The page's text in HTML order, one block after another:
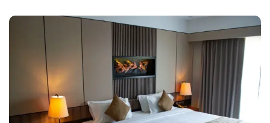
상가주택리모델링안전진단,주택구조보강공사,주택리모델링,
주택리모델링H빔공사
주택리모델링공사,주택리모델링구조보
주택리모델링안전진단
모텔리모델링업체 건축 설비 인허가
까지 가능한 업체를 선정하세요
Posted on2025년 8월 18일 by희을 윤